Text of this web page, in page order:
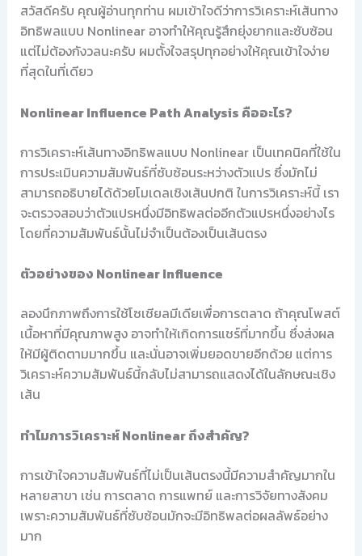
สวัสดีครับ คุณผู้อ่านทุกท่าน ผมเข้าใจดีว่าการวิเคราะห์เส้นทาง
อิทธิพลแบบ Nonlinear อาจทำให้คุณรู้สึกยุ่งยากและซับซ้อน
แต่ไม่ต้องกังวลนะครับ ผมตั้งใจสรุปทุกอย่างให้คุณเข้าใจง่าย
ที่สุดในที่เดียว
Nonlinear Influence Path Analysis คืออะไร?
การวิเคราะห์เส้นทางอิทธิพลแบบ Nonlinear เป็นเทคนิคที่ใช้ใน
การประเมินความสัมพันธ์ที่ซับซ้อนระหว่างตัวแปร ซึ่งมักไม่
สามารถอธิบายได้ด้วยโมเดลเชิงเส้นปกติ ในการวิเคราะห์นี้ เรา
จะตรวจสอบว่าตัวแปรหนึ่งมีอิทธิพลต่ออีกตัวแปรหนึ่งอย่างไร
โดยที่ความสัมพันธ์นั้นไม่จำเป็นต้องเป็นเส้นตรง
ตัวอย่างของ Nonlinear Influence
ลองนึกภาพถึงการใช้โซเชียลมีเดียเพื่อการตลาด ถ้าคุณโพสต์
เนื้อหาที่มีคุณภาพสูง อาจทำให้เกิดการแชร์ที่มากขึ้น ซึ่งส่งผล
ให้มีผู้ติดตามมากขึ้น และนั่นอาจเพิ่มยอดขายอีกด้วย แต่การ
วิเคราะห์ความสัมพันธ์นี้กลับไม่สามารถแสดงได้ในลักษณะเชิง
เส้น
ทำไมการวิเคราะห์ Nonlinear ถึงสำคัญ?
การเข้าใจความสัมพันธ์ที่ไม่เป็นเส้นตรงนี้มีความสำคัญมากใน
หลายสาขา เช่น การตลาด การแพทย์ และการวิจัยทางสังคม
เพราะความสัมพันธ์ที่ซับซ้อนมักจะมีอิทธิพลต่อผลลัพธ์อย่าง
มาก